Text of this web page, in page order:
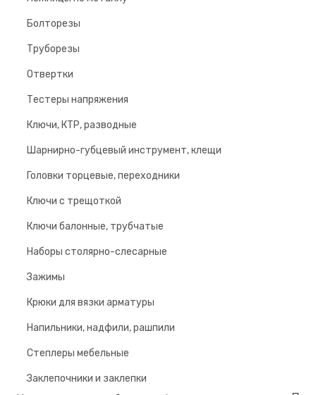
Болторезы
Труборезы
Отвертки
Тестеры напряжения
Ключи, КТР, разводные
Шарнирно-губцевый инструмент, клещи
Головки торцевые, переходники
Ключи с трещоткой
Ключи балонные, трубчатые
Наборы столярно-слесарные
Зажимы
Крюки для вязки арматуры
Напильники, надфили, рашпили
Степлеры мебельные
Заклепочники и заклепки